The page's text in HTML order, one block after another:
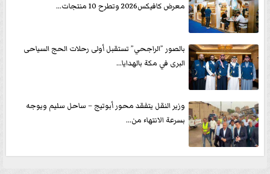
معرض كافيكس2026 وتطرح 10 منتجات...
بالصور ”الراجحي” تستقبل أولى رحلات الحج السياحى
البرى في مكة بالهدايا...
وزير النقل يتفقد محور أبوتيج – ساحل سليم ويوجه
بسرعة الانتهاء من...